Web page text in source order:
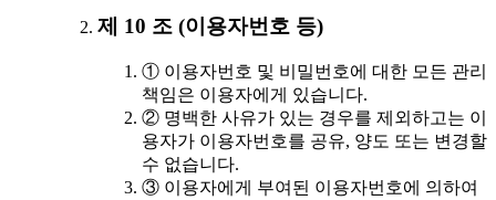
제 10 조 (이용자번호 등)
① 이용자번호 및 비밀번호에 대한 모든 관리
책임은 이용자에게 있습니다.
② 명백한 사유가 있는 경우를 제외하고는 이
용자가 이용자번호를 공유, 양도 또는 변경할
수 없습니다.
③ 이용자에게 부여된 이용자번호에 의하여